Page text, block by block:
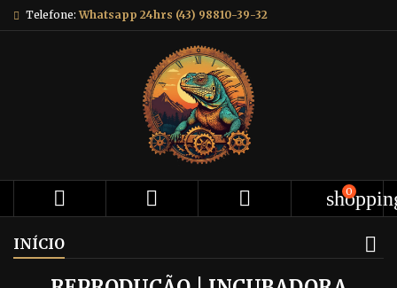
Telefone: Whatsapp 24hrs (43) 98810-39-32
   0
INÍCIO